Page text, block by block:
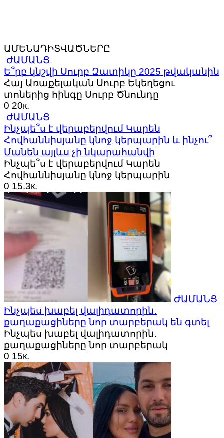
ԱՄԵՆԱԴԻՏՎԱԾՆԵՐԸ
ԺԱՄԱՆՑ
Ե՞րբ կնշվի Սուրբ Զատիկը 2025 թվականին
Հայ Առաքելական Սուրբ Եկեղեցու
տոներից հինգը Սուրբ Ծնունդը
0 20к.
ԺԱՄԱՆՑ
Ինչպե՞ս է վերաբերվում Կարեն
Հովհաննիսյանը կնոջ կերպարին և ինչու՞
Մանեն այլևս չի նկարահանվի
Ինչպե՞ս է վերաբերվում Կարեն
Հովհաննիսյանը կնոջ կերպարին
0 15.3к.
ԺԱՄԱՆՑ
Ինչպես խաբել վալիդատորին․
քաղաքացիները նոր տարբերակ են գտել
Ինչպես խաբել վալիդատորին․
քաղաքացիները նոր տարբերակ
0 15к.